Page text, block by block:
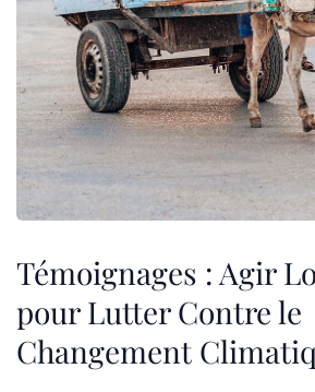
Témoignages : Agir
pour Lutter Contre le
Changement